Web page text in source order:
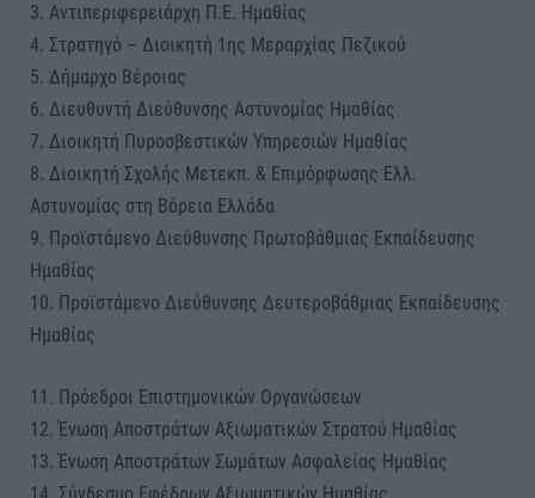
3. Αντιπεριφερειάρχη Π.Ε. Ημαθίας
4. Στρατηγό – Διοικητή 1ης Μεραρχίας Πεζικού
5. Δήμαρχο Βέροιας
6. Διευθυντή Διεύθυνσης Αστυνομίας Ημαθίας
7. Διοικητή Πυροσβεστικών Υπηρεσιών Ημαθίας
8. Διοικητή Σχολής Μετεκπ. & Επιμόρφωσης Ελλ.
Αστυνομίας στη Βόρεια Ελλάδα
9. Προϊστάμενο Διεύθυνσης Πρωτοβάθμιας Εκπαίδευσης
Ημαθίας
10. Προϊστάμενο Διεύθυνσης Δευτεροβάθμιας Εκπαίδευσης
Ημαθίας
11. Πρόεδροι Επιστημονικών Οργανώσεων
12. Ένωση Αποστράτων Αξιωματικών Στρατού Ημαθίας
13. Ένωση Αποστράτων Σωμάτων Ασφαλείας Ημαθίας